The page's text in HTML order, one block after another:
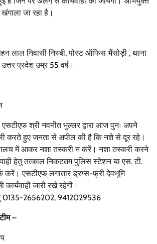
जा रहा है।
लाल निवासी निस्बी, पोस्ट ऑफिस भैंसोड़ी , थाना
प्रदेश उम्र 55 वर्ष।
एसटीएफ श्री नवनीत भुल्लर द्वारा आज पुनः अपने
करते हुए जनता से अपील की है कि नशे से दूर रहे।
में आकर नशा तस्करी न करें। नशा तस्करी करने
हेतु तत्काल निकटतम पुलिस स्टेशन या एस. टी.
करें। एसटीएफ लगातार ड्रग्स-फ्री देवभूमि
जारी रखे रहेगी।
0135-2656202, 9412029536
–